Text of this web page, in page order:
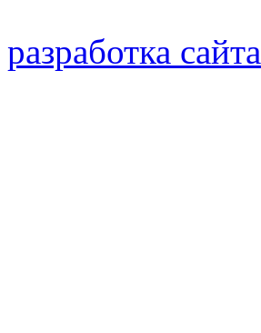
разработка сайта